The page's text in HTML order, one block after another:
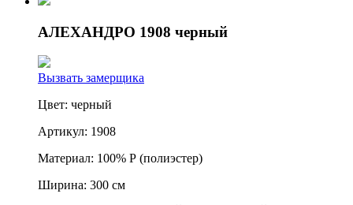
АЛЕХАНДРО 1908 черный
Вызвать замерщика
Цвет: черный
Артикул: 1908
Материал: 100% Р (полиэстер)
Ширина: 300 см